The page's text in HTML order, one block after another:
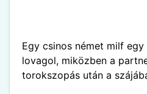
Egy csinos német milf
lovagol, miközben a
torokszopás után a